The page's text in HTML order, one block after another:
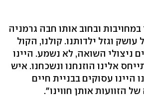
ובחוב אותו חבה גרמניה
וגזל ילדותנו. קולנו, הקול
ניצולי השואה, לא נשמע. היינו
אלינו הוזנחנו ונשכחנו. איש
היינו עסוקים בבניית חיים
הזוועות אותן חווינו".